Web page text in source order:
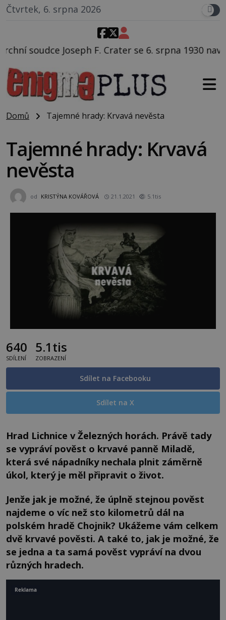
Čtvrtek, 6. srpna 2026
se 6. srpna 1930 navečeří ve své oblíbené
Domů Tajemné hrady: Krvavá nevěsta
Tajemné hrady: Krvavá
nevěsta
od KRISTÝNA KOVÁŘOVÁ 21.1.2021 5.1tis
640
SDÍLENÍ
5.1tis
ZOBRAZENÍ
Sdílet na Facebooku
Sdílet na X
Hrad Lichnice v Železných horách. Právě tady
se vypráví pověst o krvavé panně Miladě,
která své nápadníky nechala plnit záměrně
úkol, který je měl připravit o život.
Jenže jak je možné, že úplně stejnou pověst
najdeme o víc než sto kilometrů dál na
polském hradě Chojnik? Ukážeme vám celkem
dvě krvavé pověsti. A také to, jak je možné, že
se jedna a ta samá pověst vypráví na dvou
různých hradech.
Reklama